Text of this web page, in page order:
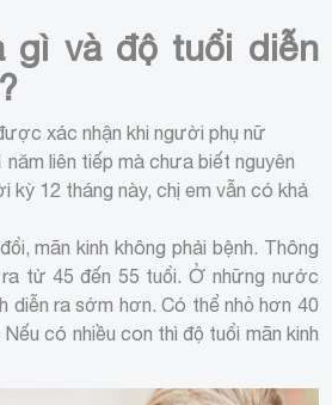
gì và độ tuổi diễn
xác nhận khi người phụ nữ
năm liên tiếp mà chưa biết nguyên
kỳ 12 tháng này, chị em vẫn có khả
mãn kinh không phải bệnh. Thông
ra từ 45 đến 55 tuổi. Ở những nước
diễn ra sớm hơn. Có thể nhỏ hơn 40
có nhiều con thì độ tuổi mãn kinh